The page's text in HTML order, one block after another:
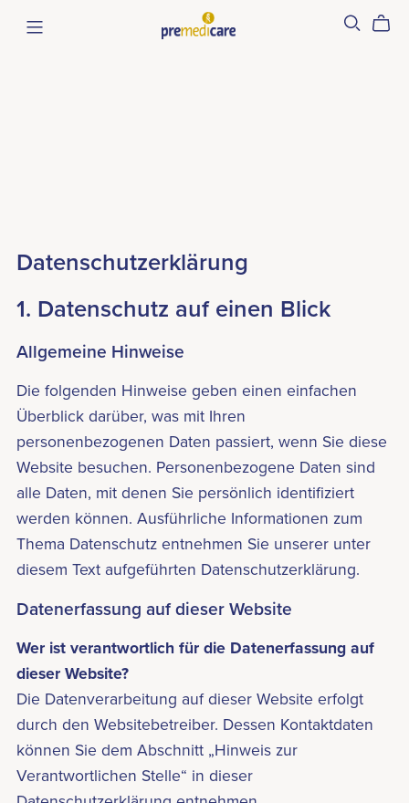
Datenschutzerklärung
1. Datenschutz auf einen Blick
Allgemeine Hinweise
Die folgenden Hinweise geben einen einfachen
Überblick darüber, was mit Ihren
personenbezogenen Daten passiert, wenn Sie diese
Website besuchen. Personenbezogene Daten sind
alle Daten, mit denen Sie persönlich identifiziert
werden können. Ausführliche Informationen zum
Thema Datenschutz entnehmen Sie unserer unter
diesem Text aufgeführten Datenschutzerklärung.
Datenerfassung auf dieser Website
Wer ist verantwortlich für die Datenerfassung auf
dieser Website?
Die Datenverarbeitung auf dieser Website erfolgt
durch den Websitebetreiber. Dessen Kontaktdaten
können Sie dem Abschnitt „Hinweis zur
Verantwortlichen Stelle“ in dieser